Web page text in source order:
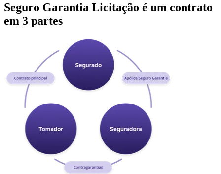
Seguro Garantia Licitação é um contrato
em 3 partes